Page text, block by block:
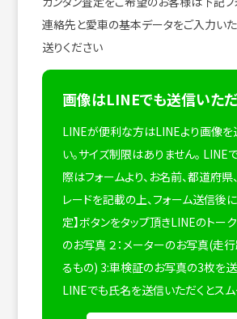
連絡先と愛車の基本データをご入力い
送りください
画像はLINEでも送信いただ
LINEが便利な方はLINEより画像を
い。サイズ制限はありません。 LINE
際はフォームより、お名前、都道府県
レードを記載の上、フォーム送信後
定】ボタンをタップ頂きLINEのトー
のお写真 ２：メーターのお写真(走
るもの) 3:車検証のお写真の3枚を送
LINEでも氏名を送信いただくとスム